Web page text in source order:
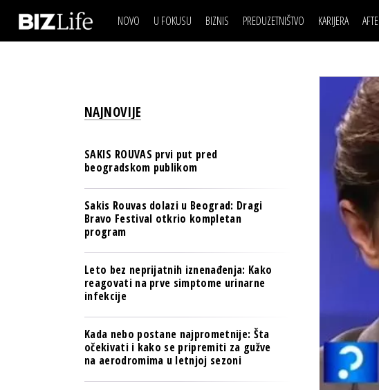
NOVO U FOKUSU BIZNIS
OSIGURANJE
TECH I AI
PULS REGIONA
NOVO NA RAFU
PREDUZETNIŠTVO KARIJERA
LJUDI (HR)
MOJ UGAO
KNOW-HOW
IZJAVA DANABIZNIS SCENA
BREND I KOMUNIKACIJE
PULS REGIONA
POSAO
MOJ UGAO
KNOW-
NAJNOVIJE
SAKIS ROUVAS prvi put pred
beogradskom publikom
Sakis Rouvas dolazi u Beograd: Dragi
Bravo Festival otkrio kompletan
program
Leto bez neprijatnih iznenađenja: Kako
reagovati na prve simptome urinarne
infekcije
Kada nebo postane najprometnije: Šta
očekivati i kako se pripremiti za gužve
na aerodromima u letnjoj sezoni